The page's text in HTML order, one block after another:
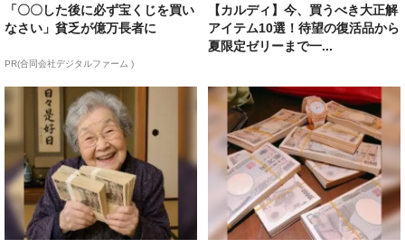
「〇〇した後に必ず宝くじを買い
なさい」貧乏が億万長者に
PR(合同会社デジタルファーム )
【カルディ】今、買うべき大正解
アイテム10選！待望の復活品から
夏限定ゼリーまで一...